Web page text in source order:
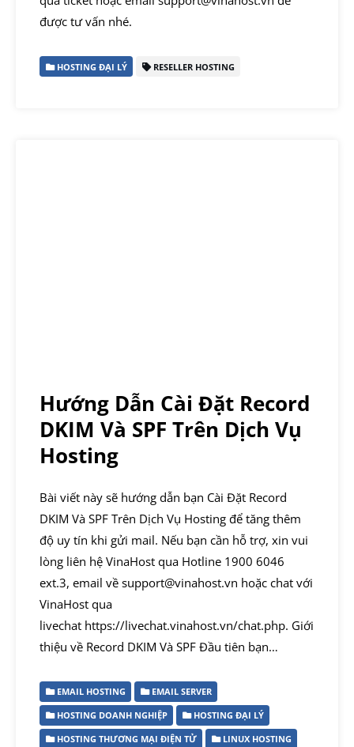
được tư vấn nhé.
HOSTING ĐẠI LÝ RESELLER HOSTING
Hướng Dẫn Cài Đặt Record
DKIM Và SPF Trên Dịch Vụ
Hosting
Bài viết này sẽ hướng dẫn bạn Cài Đặt Record
DKIM Và SPF Trên Dịch Vụ Hosting để tăng thêm
độ uy tín khi gửi mail. Nếu bạn cần hỗ trợ, xin vui
lòng liên hệ VinaHost qua Hotline 1900 6046
ext.3, email về support@vinahost.vn hoặc chat với
VinaHost qua
livechat https://livechat.vinahost.vn/chat.php. Giới
thiệu về Record DKIM Và SPF Đầu tiên bạn…
EMAIL HOSTING
EMAIL SERVER
HOSTING DOANH NGHIỆP
HOSTING ĐẠI LÝ
HOSTING THƯƠNG MẠI ĐIỆN TỬ
LINUX HOSTING